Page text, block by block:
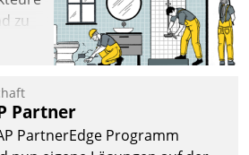
zu
Partner
PartnerEdge Programm